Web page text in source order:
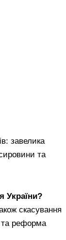
завелика
та
України?
скасування
реформа